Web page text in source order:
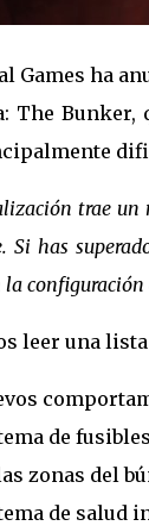
Games ha
The Bunker,
trae un
Si has
la
leer una
de
zonas del
de salud